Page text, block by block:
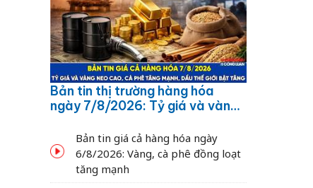
Bản tin thị trường hàng hóa
ngày 7/8/2026: Tỷ giá và vàng
dầu thế giới bật tăng
Bản tin giá cả hàng hóa ngày
6/8/2026: Vàng, cà phê đồng loạt
tăng mạnh